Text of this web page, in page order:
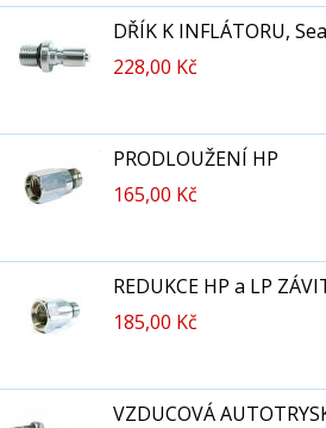
DŘÍK K INFLÁTORU,
228,00 Kč
PRODLOUŽENÍ HP
165,00 Kč
REDUKCE HP a LP
185,00 Kč
VZDUCOVÁ